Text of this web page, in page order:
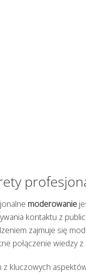
moderowanie
kontaktu z
zajmuje się
połączenie wiedzy
z kluczowych